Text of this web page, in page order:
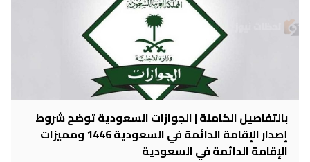
بالتفاصيل الكاملة | الجوازات السعودية توضح شروط
إصدار الإقامة الدائمة في السعودية 1446 ومميزات
الإقامة الدائمة في السعودية